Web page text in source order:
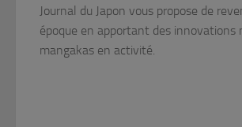
Journal du Japon vous propose de
époque en apportant des innovations
mangakas en activité.